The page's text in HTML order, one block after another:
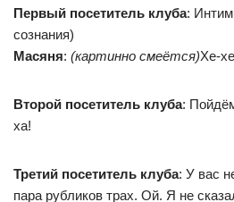
Первый посетитель клуба:
сознания)
Масяня: (картинно смеётся)Хе-
Второй посетитель клуба:
ха!
Третий посетитель клуба: У вас
пара рубликов трах. Ой. Я не